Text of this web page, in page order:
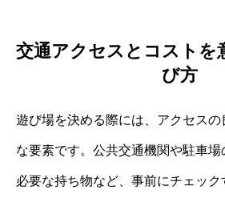
交通アクセスとコストを
び方
遊び場を決める際には、アクセス
な要素です。公共交通機関や駐車
必要な持ち物など、事前にチェッ